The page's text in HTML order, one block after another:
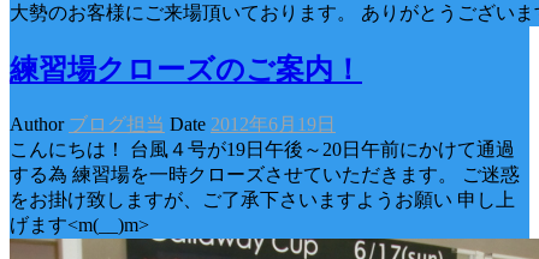
大勢のお客様にご来場頂いております。 ありがとうござい
練習場クローズのご案内！
Author ブログ担当 Date 2012年6月19日
こんにちは！ 台風４号が19日午後～20日午前にかけて通過
する為 練習場を一時クローズさせていただきます。 ご迷惑
をお掛け致しますが、ご了承下さいますようお願い 申し上
げます<m(__)m>